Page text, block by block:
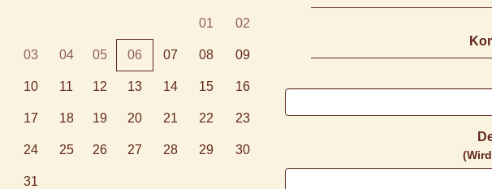
01 02
03 04 05 06 07 08 09
10 11 12 13 14 15 16
17 18 19 20 21 22 23
24 25 26 27 28 29 30
31